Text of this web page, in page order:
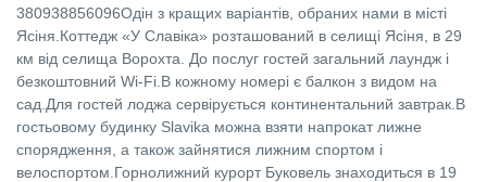
380938856096Одін з кращих варіантів, обраних нами в місті
Ясіня.Коттедж «У Славіка» розташований в селищі Ясіня, в 29
км від селища Ворохта. До послуг гостей загальний лаундж і
безкоштовний Wi-Fi.В кожному номері є балкон з видом на
сад.Для гостей лоджа сервірується континентальний завтрак.В
гостьовому будинку Slavika можна взяти напрокат лижне
спорядження, а також зайнятися лижним спортом і
велоспортом.Горнолижний курорт Буковель знаходиться в 19 ​​